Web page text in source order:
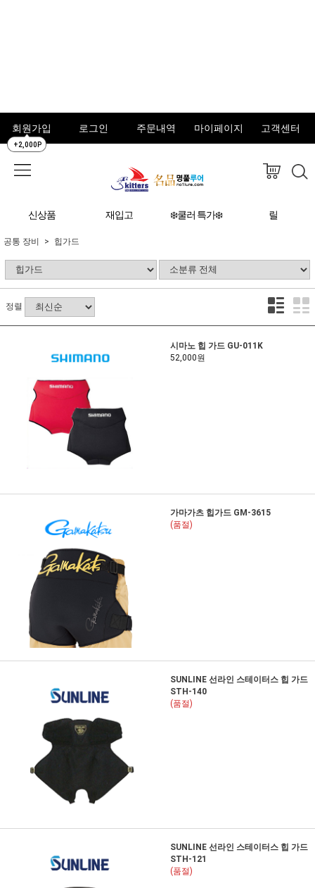
회원가입
+2,000P
로그인 주문내역 마이페이지 고객센터
신상품 재입고 ❄️쿨러 특가❄️ 릴
공통 장비 힙가드
정렬
시마노 힙 가드 GU-011K
52,000원
가마가츠 힙가드 GM-3615
(품절)
SUNLINE 선라인 스테이터스 힙 가드
STH-140
(품절)
SUNLINE 선라인 스테이터스 힙 가드
STH-121
(품절)